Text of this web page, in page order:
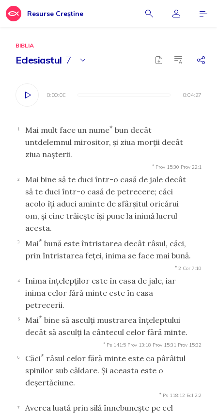
Resurse Creștine
BIBLIA
Eclesiastul 7
0:00:00 0:04:27
0:00:00 0:04:27
1 Mai mult face un nume* bun decât
untdelemnul mirositor, şi ziua morţii decât
ziua naşterii.
* Prov 15:30 Prov 22:1
2
Mai bine să te duci într-o casă de jale decât
să te duci într-o casă de petrecere; căci
acolo îţi aduci aminte de sfârşitul oricărui
om, şi cine trăieşte îşi pune la inimă lucrul
acesta.
3 Mai* bună este întristarea decât râsul, căci,
prin întristarea feţei, inima se face mai bună.
* 2 Cor 7:10
4
Inima înţelepţilor este în casa de jale, iar
inima celor fără minte este în casa
petrecerii.
5 Mai* bine să asculţi mustrarea înţeleptului
decât să asculţi la cântecul celor fără minte.
* Ps 141:5 Prov 13:18 Prov 15:31 Prov 15:32
6 Căci* râsul celor fără minte este ca pârâitul
spinilor sub căldare. Şi aceasta este o
deşertăciune.
* Ps 118:12 Ecl 2:2
7
Averea luată prin silă înnebuneşte pe cel